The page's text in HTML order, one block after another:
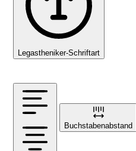
Legastheniker-Schriftart
Buchstabenabstand